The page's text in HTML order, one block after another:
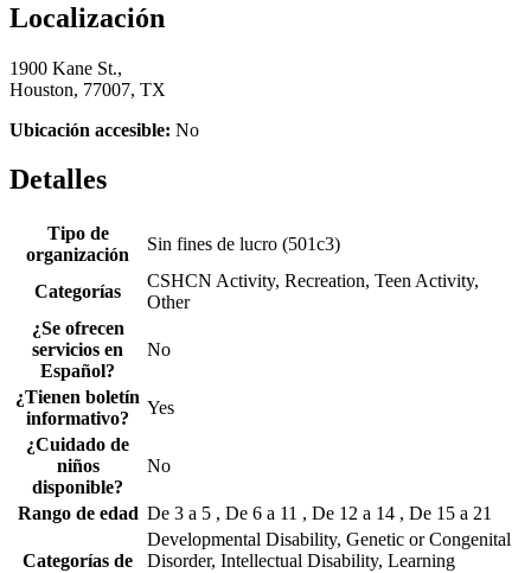
Localización
1900 Kane St.,
Houston, 77007, TX
Ubicación accesible: No
Detalles
Tipo de
organización
Sin fines de lucro (501c3)
Categorías
CSHCN Activity, Recreation, Teen Activity,
Other
¿Se ofrecen
servicios en
Español?
No
¿Tienen boletín
informativo?
Yes
¿Cuidado de
niños
disponible?
No
Rango de edad De 3 a 5 , De 6 a 11 , De 12 a 14 , De 15 a 21
Categorías de
Developmental Disability, Genetic or Congenital
Disorder, Intellectual Disability, Learning